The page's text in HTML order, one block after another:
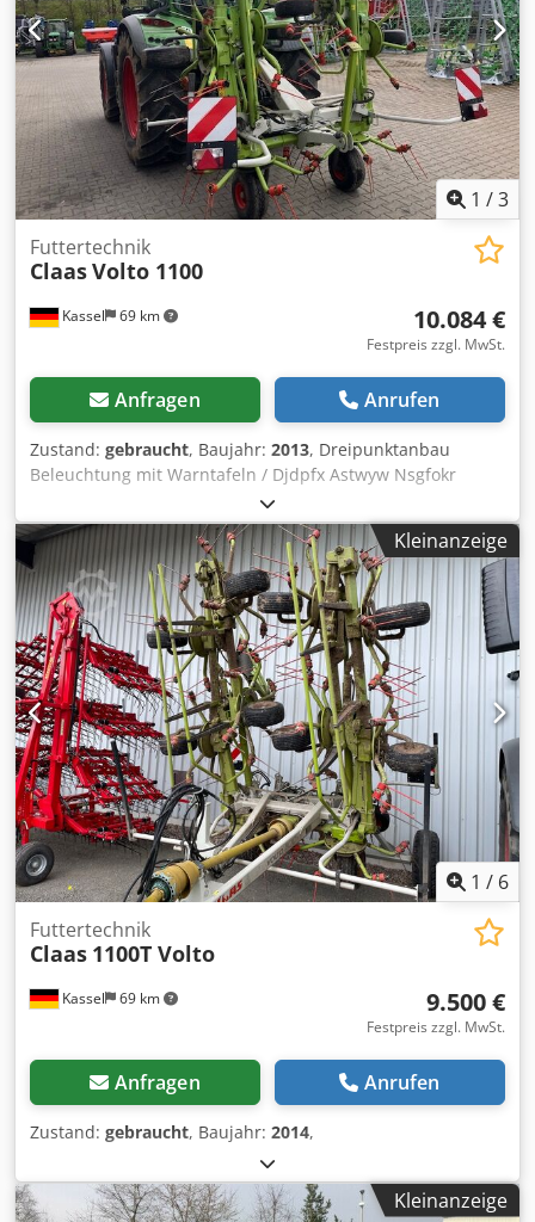
1 /3
Kassel 69 km
Futtertechnik
ClaasVolto 1100
10.084 €
Festpreis zzgl. MwSt.
Anfragen Anrufen
Zustand: gebraucht, Baujahr: 2013, Dreipunktanbau
Beleuchtung mit Warntafeln / Djdpfx Astwyw Nsgfokr
Kleinanzeige
1 / 6
Kassel 69 km
Futtertechnik
Claas 1100T Volto
9.500 €
Festpreis zzgl. MwSt.
Anfragen Anrufen
Zustand: gebraucht, Baujahr: 2014,
Kleinanzeige